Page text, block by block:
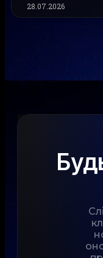
28.07.2026